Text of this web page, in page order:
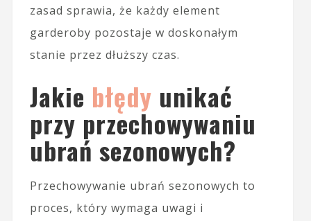
zasad sprawia, że każdy element
garderoby pozostaje w doskonałym
stanie przez dłuższy czas.
Jakie błędy unikać
przy przechowywaniu
ubrań sezonowych?
Przechowywanie ubrań sezonowych to
proces, który wymaga uwagi i